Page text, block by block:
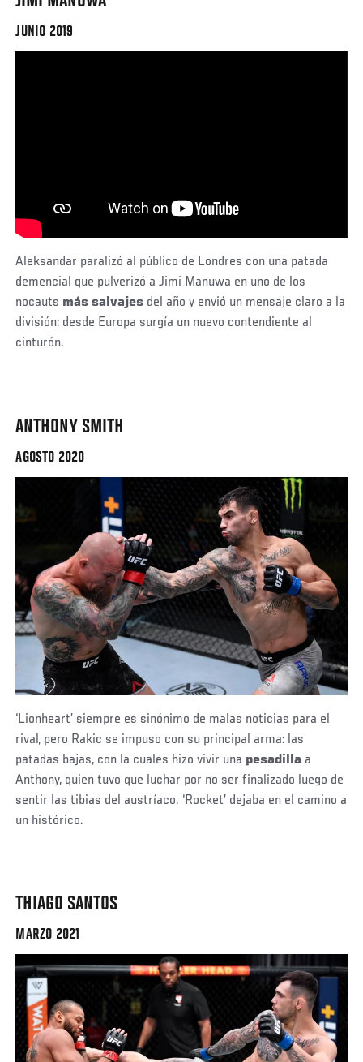
JUNIO 2019
Aleksandar paralizó al público de Londres con una patada
demencial que pulverizó a Jimi Manuwa en uno de los
nocauts más salvajes del año y envió un mensaje claro a la
división: desde Europa surgía un nuevo contendiente al
cinturón.
ANTHONY SMITH
AGOSTO 2020
‘Lionheart’ siempre es sinónimo de malas noticias para el
rival, pero Rakic se impuso con su principal arma: las
patadas bajas, con la cuales hizo vivir una pesadilla a
Anthony, quien tuvo que luchar por no ser finalizado luego de
sentir las tibias del austríaco. ‘Rocket’ dejaba en el camino a
un histórico.
THIAGO SANTOS
MARZO 2021